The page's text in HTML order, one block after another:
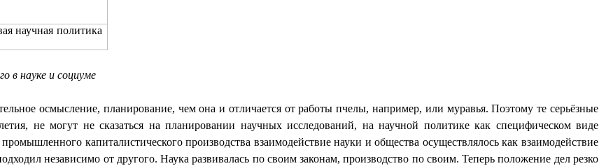
научная политика
в науке и социуме
осмысление, планирование, чем она и отличается от работы пчелы, например, или муравья. Поэтому те серьёзные
не могут не сказаться на планировании научных исследований, на научной политике как специфическом виде
капиталистического производства взаимодействие науки и общества осуществлялось как взаимодействие
независимо от другого. Наука развивалась по своим законам, производство по своим. Теперь положение дел резко